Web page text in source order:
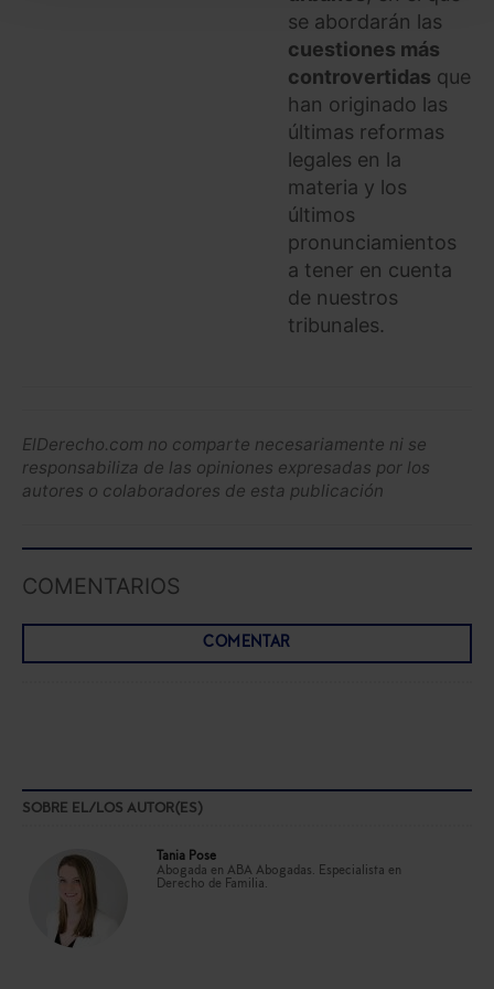
seleccionar solo aquellas que quieras permitir en tu
navegador. Si no seleccionas ninguna utilizaremos
las que sean indispensables para la navegación.
Saber más acerca de las cookies
se abordarán las
cuestiones más
controvertidas que
han originado las
últimas reformas
legales en la
materia y los
últimos
pronunciamientos
a tener en cuenta
de nuestros
tribunales.
ElDerecho.com no comparte necesariamente ni se
responsabiliza de las opiniones expresadas por los
autores o colaboradores de esta publicación
COMENTARIOS
COMENTAR
SOBRE EL/LOS AUTOR(ES)
Tania Pose
Abogada en ABA Abogadas. Especialista en
Derecho de Familia.